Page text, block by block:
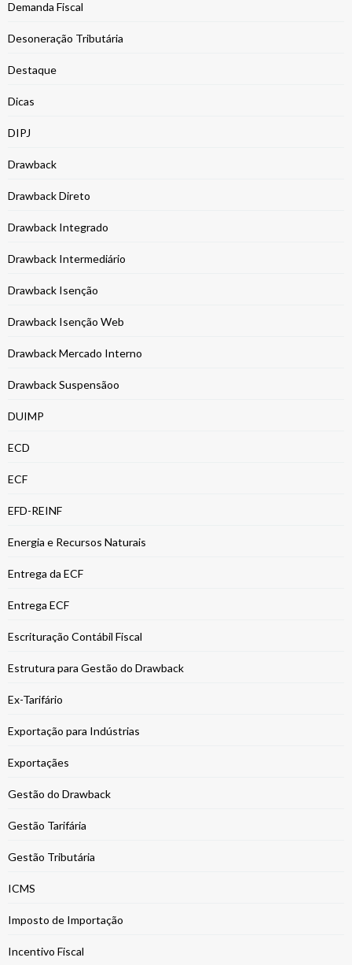
Demanda Fiscal
Desoneração Tributária
Destaque
Dicas
DIPJ
Drawback
Drawback Direto
Drawback Integrado
Drawback Intermediário
Drawback Isenção
Drawback Isenção Web
Drawback Mercado Interno
Drawback Suspensãoo
DUIMP
ECD
ECF
EFD-REINF
Energia e Recursos Naturais
Entrega da ECF
Entrega ECF
Escrituração Contábil Fiscal
Estrutura para Gestão do Drawback
Ex-Tarifário
Exportação para Indústrias
Exportaçães
Gestão do Drawback
Gestão Tarifária
Gestão Tributária
ICMS
Imposto de Importação
Incentivo Fiscal